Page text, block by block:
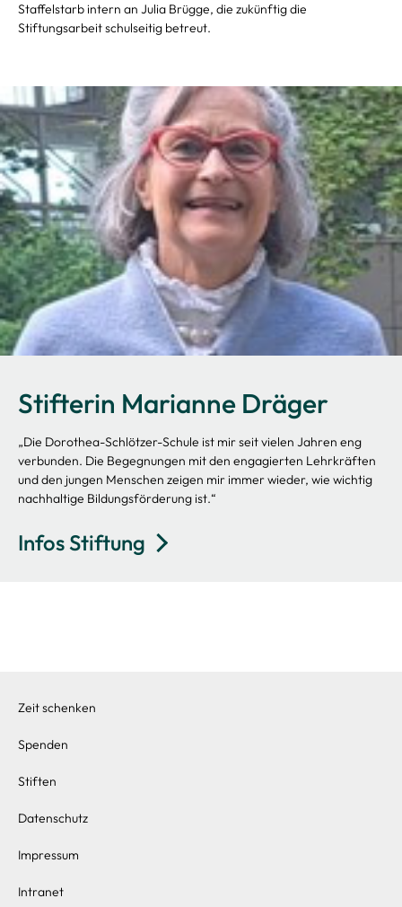
Staffelstarb intern an Julia Brügge, die zukünftig die
Stiftungsarbeit schulseitig betreut.
Stifterin Marianne Dräger
„Die Dorothea-Schlötzer-Schule ist mir seit vielen Jahren eng
verbunden. Die Begegnungen mit den engagierten Lehrkräften
und den jungen Menschen zeigen mir immer wieder, wie wichtig
nachhaltige Bildungsförderung ist.“
Infos Stiftung
Zeit schenken
Spenden
Stiften
Datenschutz
Impressum
Intranet